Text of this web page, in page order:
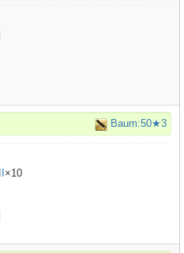
Baum:50★3
×10